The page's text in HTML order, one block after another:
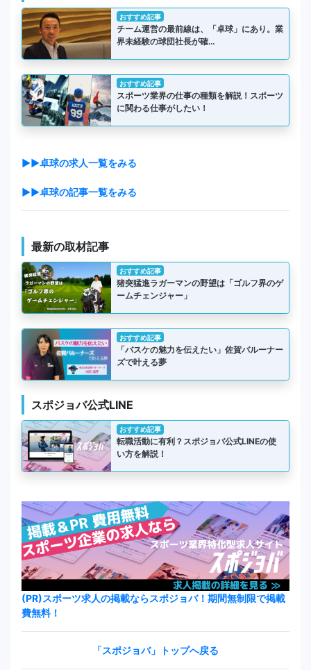
おすすめ記事
チーム運営の最前線は、「卓球」にあり。業
界未経験の球団社長が確…
おすすめ記事
スポーツ業界の仕事の種類を解説！スポーツ
に関わる仕事がしたい！
▶▶卓球の求人一覧をみる
▶▶卓球の記事一覧をみる
最新の取材記事
おすすめ記事
猪突猛進ラガーマンの野望は「ゴルフ界のゲ
ームチェンジャー」
おすすめ記事
「バスケの魅力を伝えたい」佐賀バルーナー
ズで叶える夢
スポジョバ公式LINE
おすすめ記事
転職活動に有利？スポジョバ公式LINEの使
い方を解説！
(PR)スポーツ求人の掲載ならスポジョバ！期間無制限で掲載
費無料！
「スポジョバ」トップへ戻る